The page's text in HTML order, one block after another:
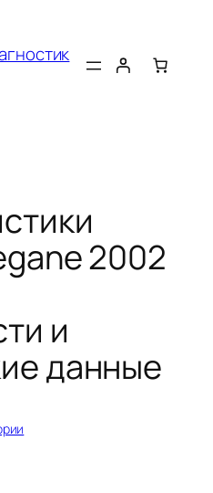
2002
и
данные